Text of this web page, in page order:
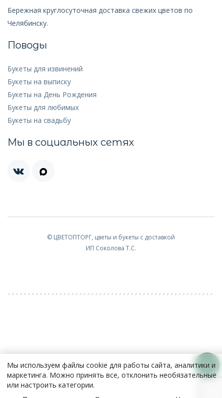
Бережная круглосуточная доставка свежих цветов по
Челябинску.
Поводы
Букеты для извинений
Букеты на выписку
Букеты на День Рождения
Букеты для любимых
Букеты на свадьбу
Мы в социальных сетях
© ЦВЕТОПТОРГ, цветы и букеты с доставкой
ИП Соколова Т.С.
Мы используем файлы cookie для работы сайта, аналитики и
маркетинга. Можно принять все, отклонить необязательные
или настроить категории.